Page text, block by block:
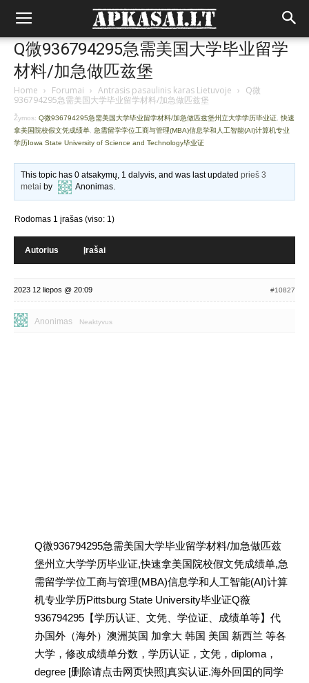
Q微936794295急需美国大学毕业留学
材料/加急做匹兹堡
Home › Forumai › Antrasis pasaulinis karas Lietuvoje › Q微
936794295急需美国大学毕业留学材料/加急做匹兹堡
Žymos: Q微936794295急需美国大学毕业留学材料/加急做匹兹堡州立大学学历毕业证 快速
拿美国院校假文凭成绩单 急需留学学位工商与管理(MBA)信息学和人工智能(AI)计算机专业
学历Iowa State University of Science and Technology毕业证
This topic has 0 atsakymų, 1 dalyvis, and was last updatedprieš 3
metai by Anonimas.
Rodomas 1 įrašas (viso: 1)
Autorius Įrašai
2023 12 liepos @ 20:09 #10827
Anonimas Neaktyvus
Q微936794295急需美国大学毕业留学材料/加急做匹兹
堡州立大学学历毕业证,快速拿美国院校假文凭成绩单,急
需留学学位工商与管理(MBA)信息学和人工智能(AI)计算
机专业学历Pittsburg State University毕业证Q薇
936794295【学历认证、文凭、学位证、成绩单等】代
办国外（海外）澳洲英国 加拿大 韩国 美国 新西兰 等各
大学，修改成绩单分数，学历认证，文凭，diploma，
degree [删除请点击网页快照]真实认证.海外回囯的同学